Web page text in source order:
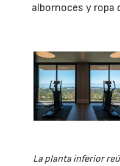
albornoces y ropa
La planta inferior